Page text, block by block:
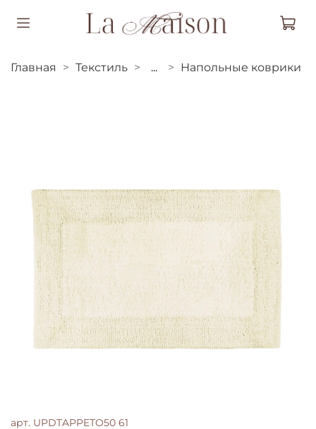
Главная Текстиль ... Напольные коврики
арт. UPDTAPPETO50 61